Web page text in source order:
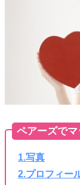
ペアーズで
1.写真
2.プロフィー